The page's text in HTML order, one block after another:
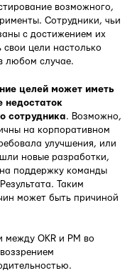
возможного,
Сотрудники, чьи
с достижением их
свои цели настолько
любом случае.
целей может иметь
недостаток
сотрудника. Возможно,
на корпоративном
улучшения, или
новые разработки,
поддержку команды
Таким
может быть причиной
OKR и PM во